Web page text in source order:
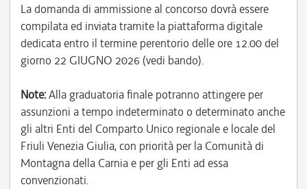
La domanda di ammissione al concorso dovrà essere
compilata ed inviata tramite la piattaforma digitale
dedicata entro il termine perentorio delle ore 12.00 del
giorno 22 GIUGNO 2026 (vedi bando).
Note:Alla graduatoria finale potranno attingere per
assunzioni a tempo indeterminato o determinato anche
gli altri Enti del Comparto Unico regionale e locale del
Friuli Venezia Giulia, con priorità per la Comunità di
Montagna della Carnia e per gli Enti ad essa
convenzionati.